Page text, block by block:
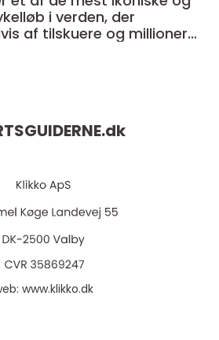
i verden, der
af tilskuere og millioner
dk
www.klikko.dk